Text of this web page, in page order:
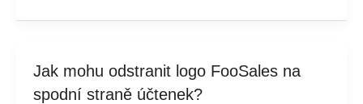
Jak mohu odstranit logo FooSales na
spodní straně účtenek?
Jak
mohu